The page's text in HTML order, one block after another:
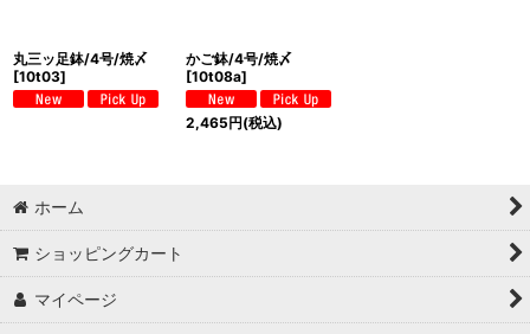
丸三ッ足鉢/4号/焼〆
[10t03]
かご鉢/4号/焼〆
[10t08a]
2,465円(税込)
ホーム
ショッピングカート
マイページ